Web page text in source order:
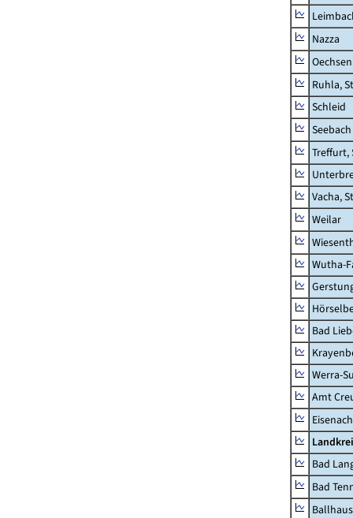
Nazza
Oechsen
Ruhla,
Schleid
Seebach
Treffurt,
Vacha,
Weilar
Wutha-
Bad
Werra-
Amt
Bad
Bad